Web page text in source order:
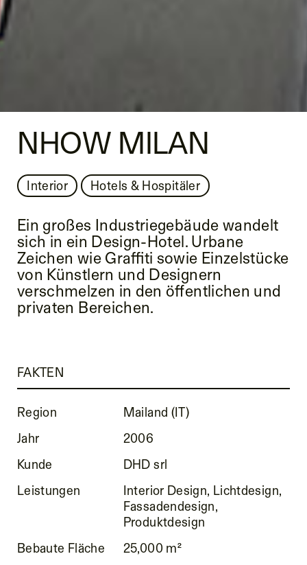
NHOW MILAN
Interior Hotels & Hospitäler
Ein großes Industriegebäude wandelt
sich in ein Design-Hotel. Urbane
Zeichen wie Graffiti sowie Einzelstücke
von Künstlern und Designern
verschmelzen in den öffentlichen und
privaten Bereichen.
FAKTEN
Region
Mailand (IT)
Jahr
2006
Kunde
DHD srl
Leistungen
Interior Design, Lichtdesign,
Fassadendesign,
Produktdesign
Bebaute Fläche
25,000 m²